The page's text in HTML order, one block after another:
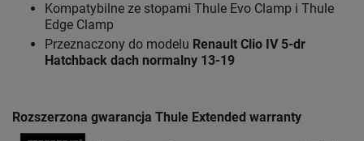
Kompatybilne ze stopami Thule Evo Clamp i Thule
Edge Clamp
Przeznaczony do modelu Renault Clio IV 5-dr
Hatchback dach normalny 13-19
Rozszerzona gwarancja Thule Extended warranty